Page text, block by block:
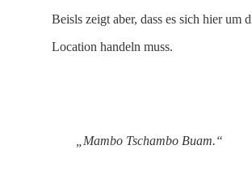
Beisls zeigt aber, dass es sich hier um
Location handeln muss.
„Mambo Tschambo Buam.“